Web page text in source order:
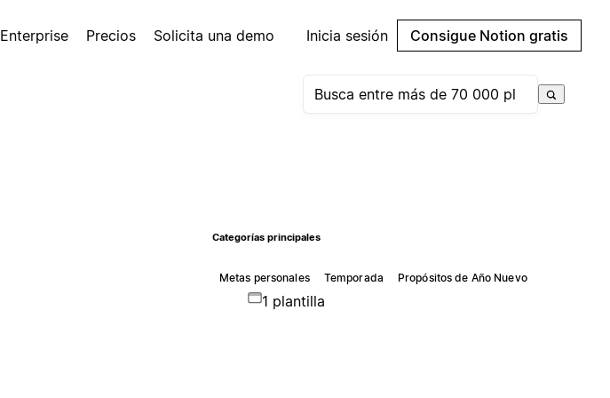
Enterprise Precios Solicita una demo Inicia sesión Consigue Notion gratis
Categorías principales
Metas personales Temporada Propósitos de Año Nuevo
1 plantilla